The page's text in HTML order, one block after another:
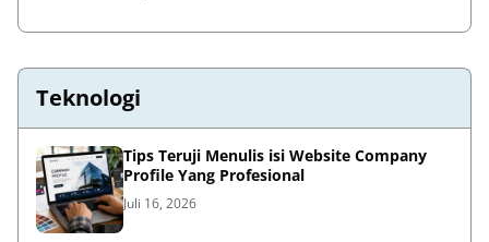
Teknologi
Tips Teruji Menulis isi Website Company
Profile Yang Profesional
Juli 16, 2026